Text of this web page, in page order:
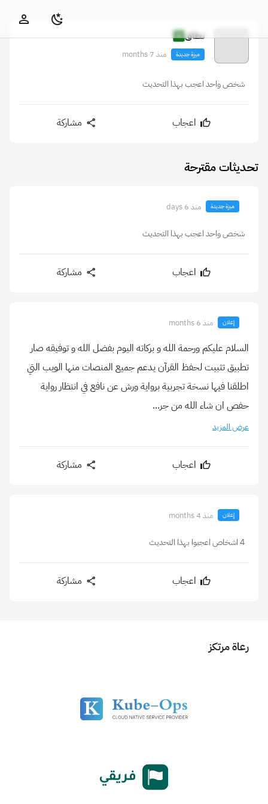
نطاق
ميزة جديدة منذ 7 months
شخص واحد اعجب بهذا التحديث
اعجاب مشاركة
تحديثات مقترحة
ميزة جديدة منذ 6 days
شخص واحد اعجب بهذا التحديث
اعجاب مشاركة
إعلان منذ 6 months
السلام عليكم ورحمة الله و بركاته اليوم بفضل الله و توفيقه صار
تطبيق تثبيت لحفظ القرآن يدعم جميع المنصات منها الويب التي
اطلقنا فيها نسخة تجربية برواية ورش عن نافع في انتظار رواية
حفص ان شاء الله من جر...
عرض المزيد
اعجاب مشاركة
إعلان منذ 4 months
4 اشخاص اعجبوا بهذا التحديث
اعجاب مشاركة
رعاة مرتكز